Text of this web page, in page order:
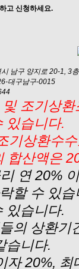
고 신청하세요.
남구 양지로 20-1, 3
대구남구-0015
조기상
있습니다.
기상환수
합산액은
연 20%
할 수 있습
있습니다.
의 상환
습니다.
자 20%,